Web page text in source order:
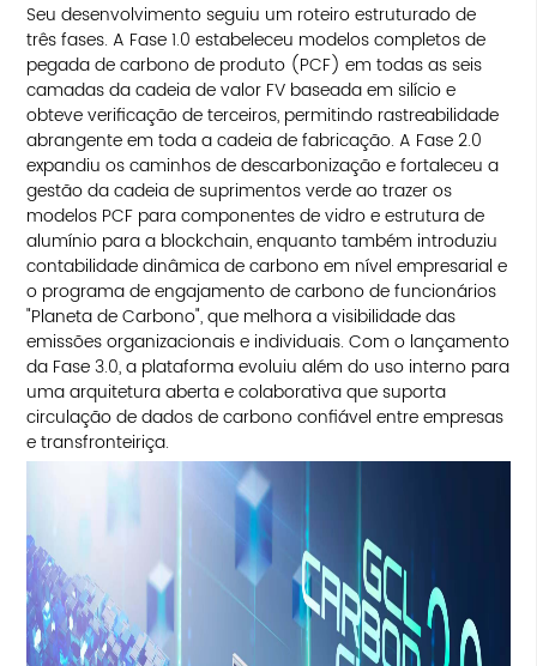
Seu desenvolvimento seguiu um roteiro estruturado de
três fases. A Fase 1.0 estabeleceu modelos completos de
pegada de carbono de produto (PCF) em todas as seis
camadas da cadeia de valor FV baseada em silício e
obteve verificação de terceiros, permitindo rastreabilidade
abrangente em toda a cadeia de fabricação. A Fase 2.0
expandiu os caminhos de descarbonização e fortaleceu a
gestão da cadeia de suprimentos verde ao trazer os
modelos PCF para componentes de vidro e estrutura de
alumínio para a blockchain, enquanto também introduziu
contabilidade dinâmica de carbono em nível empresarial e
o programa de engajamento de carbono de funcionários
"Planeta de Carbono", que melhora a visibilidade das
emissões organizacionais e individuais. Com o lançamento
da Fase 3.0, a plataforma evoluiu além do uso interno para
uma arquitetura aberta e colaborativa que suporta
circulação de dados de carbono confiável entre empresas
e transfronteiriça.